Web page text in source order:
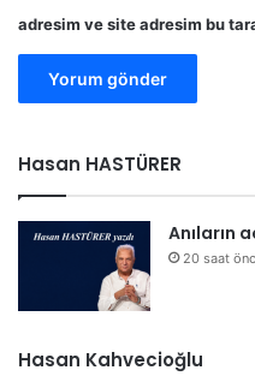
adresim ve site adresim bu
Hasan HASTÜRER
Anıların
20 saat
Hasan Kahvecioğlu